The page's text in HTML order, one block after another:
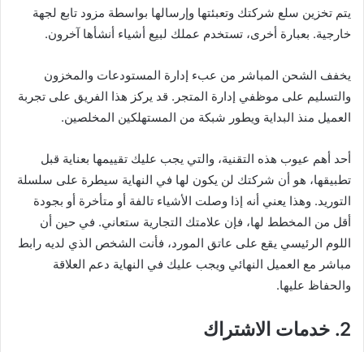
يتم تخزين سلع شركتك وتعبئتها وإرسالها بواسطة مزود تابع لجهة
خارجية. بعبارة أخرى، تستخدم عملك لبيع أشياء أنشأها آخرون.
يخفف الشحن المباشر من عبء إدارة المستودعات والمخزون
والتسليم على موظفي إدارة المتجر. قد يركز هذا الفريق على تجربة
العميل منذ البداية ويطور شبكة من المستهلكين المخلصين.
أحد أهم عيوب هذه التقنية، والتي يجب عليك تقييمها بعناية قبل
تطبيقها، هو أن شركتك لن يكون لها في النهاية سيطرة على سلسلة
التوريد. وهذا يعني أنه إذا وصلت الأشياء تالفة أو متأخرة أو بجودة
أقل من المخطط لها، فإن علامتك التجارية ستعاني. في حين أن
اللوم الرئيسي يقع على عاتق المورد، فأنت الشخص الذي لديه رابط
مباشر مع العميل النهائي ويجب عليك في النهاية دعم العلاقة
والحفاظ عليها.
2. خدمات الاشتراك